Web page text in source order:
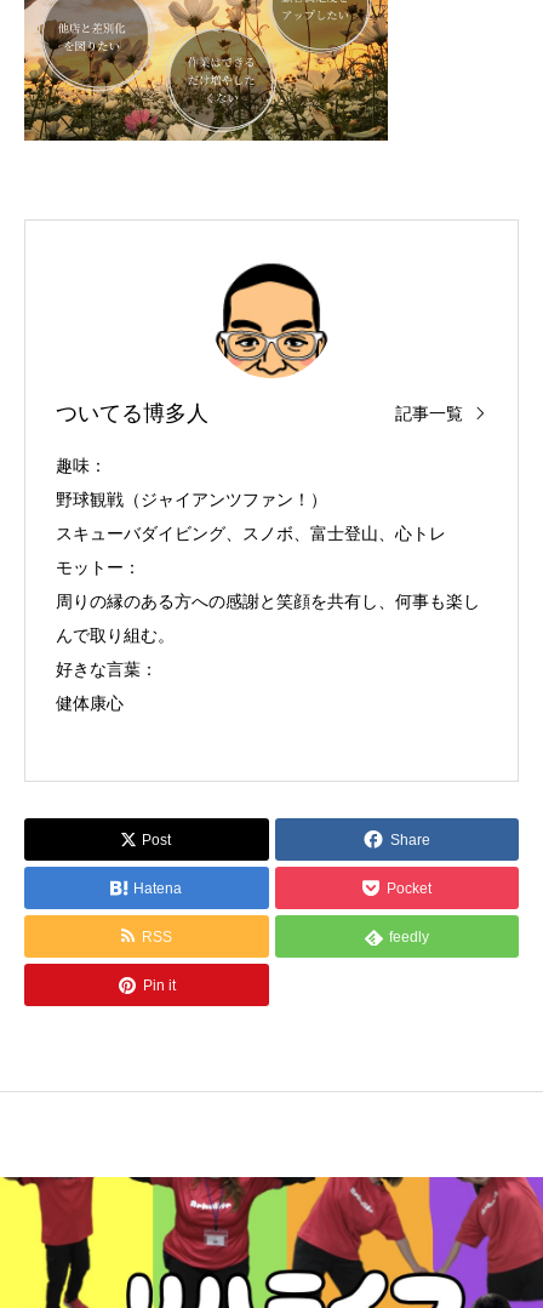
ついてる博多人 記事一覧
趣味：
野球観戦（ジャイアンツファン！）
スキューバダイビング、スノボ、富士登山、心トレ
モットー：
周りの縁のある方への感謝と笑顔を共有し、何事も楽し
んで取り組む。
好きな言葉：
健体康心
Post Share
Hatena Pocket
RSS feedly
Pin it